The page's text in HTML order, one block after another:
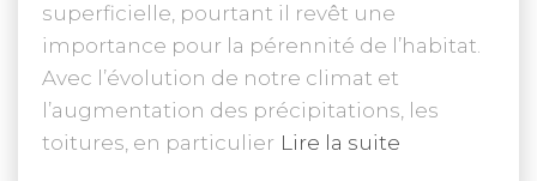
superficielle, pourtant il revêt une
importance pour la pérennité de l’habitat.
Avec l’évolution de notre climat et
l’augmentation des précipitations, les
toitures, en particulier Lire la suite